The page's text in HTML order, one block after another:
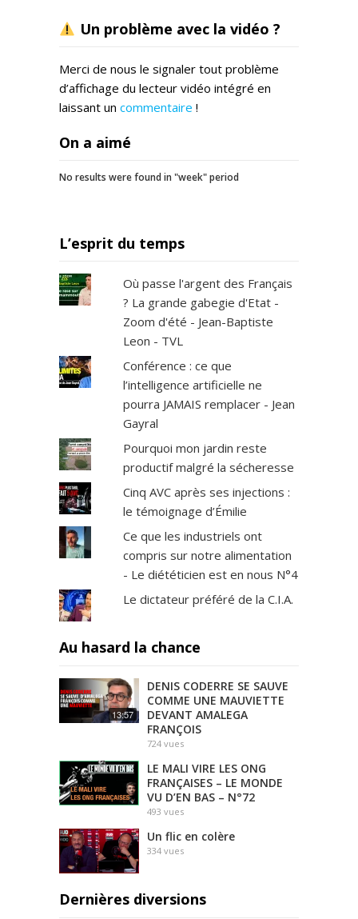
Un problème avec la vidéo ?
Merci de nous le signaler tout problème
d’affichage du lecteur vidéo intégré en
laissant un commentaire !
On a aimé
No results were found in "week" period
L’esprit du temps
Où passe l'argent des Français
? La grande gabegie d'Etat -
Zoom d'été - Jean-Baptiste
Leon - TVL
Conférence : ce que
l’intelligence artificielle ne
pourra JAMAIS remplacer - Jean
Gayral
Pourquoi mon jardin reste
productif malgré la sécheresse
Cinq AVC après ses injections :
le témoignage d’Émilie
Ce que les industriels ont
compris sur notre alimentation
- Le diététicien est en nous N°4
Le dictateur préféré de la C.I.A.
Au hasard la chance
13:57
DENIS CODERRE SE SAUVE
COMME UNE MAUVIETTE
DEVANT AMALEGA
FRANÇOIS
724 vues
LE MALI VIRE LES ONG
FRANÇAISES – LE MONDE
VU D’EN BAS – N°72
493 vues
Un flic en colère
334 vues
Dernières diversions